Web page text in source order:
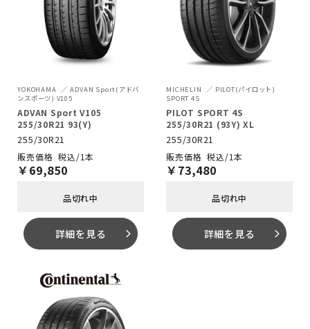
YOKOHAMA
ADVAN Sport(アドバ
ンスポーツ) V105
ADVAN Sport V105
255/30R21 93(Y)
255/30R21
税込/1本
￥ 69,850
品切れ中
詳細を見る arrow_forward_ios
MICHELIN
PILOT(パイロット)
SPORT 4S
PILOT SPORT 4S
255/30R21 (93Y) XL
255/30R21
税込/1本
￥ 73,480
品切れ中
詳細を見る arrow_forward_ios